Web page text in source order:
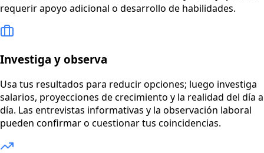
requerir apoyo adicional o desarrollo de habilidades.
Investiga y observa
Usa tus resultados para reducir opciones; luego investiga
salarios, proyecciones de crecimiento y la realidad del día a
día. Las entrevistas informativas y la observación laboral
pueden confirmar o cuestionar tus coincidencias.